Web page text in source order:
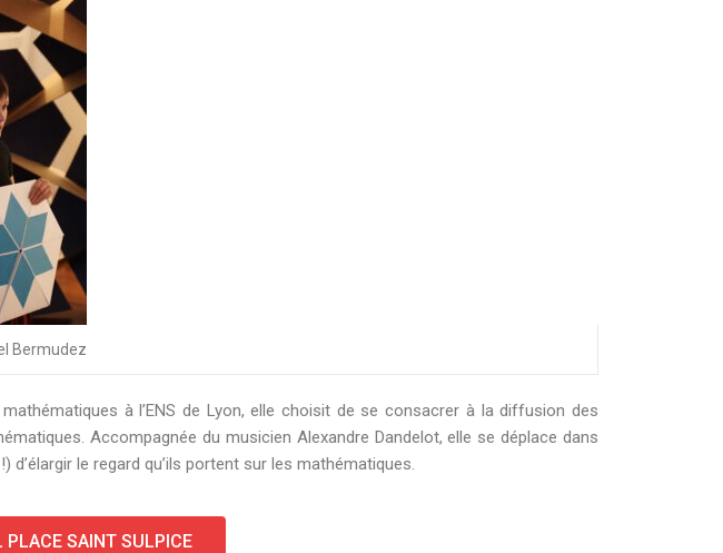
Bermudez
à l’ENS de Lyon, elle choisit de se consacrer à la diffusion des
Accompagnée du musicien Alexandre Dandelot, elle se déplace dans
le regard qu’ils portent sur les mathématiques.
PLACE SAINT SULPICE